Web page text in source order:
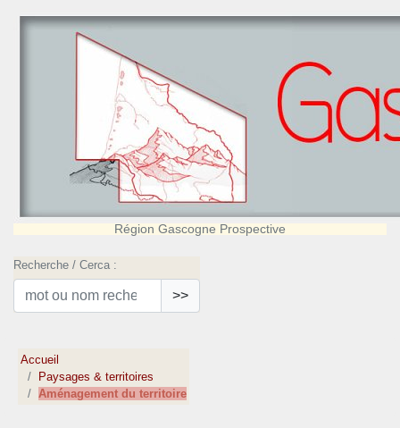
Région Gascogne Prospective
Recherche / Cerca :
>>
Accueil
Paysages & territoires
Aménagement du territoire